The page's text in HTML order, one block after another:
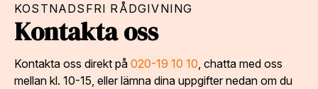
KOSTNADSFRI RÅDGIVNING
Kontakta oss
Kontakta oss direkt på 020-19 10 10 , chatta med oss
mellan kl. 10-15, eller lämna dina uppgifter nedan om du